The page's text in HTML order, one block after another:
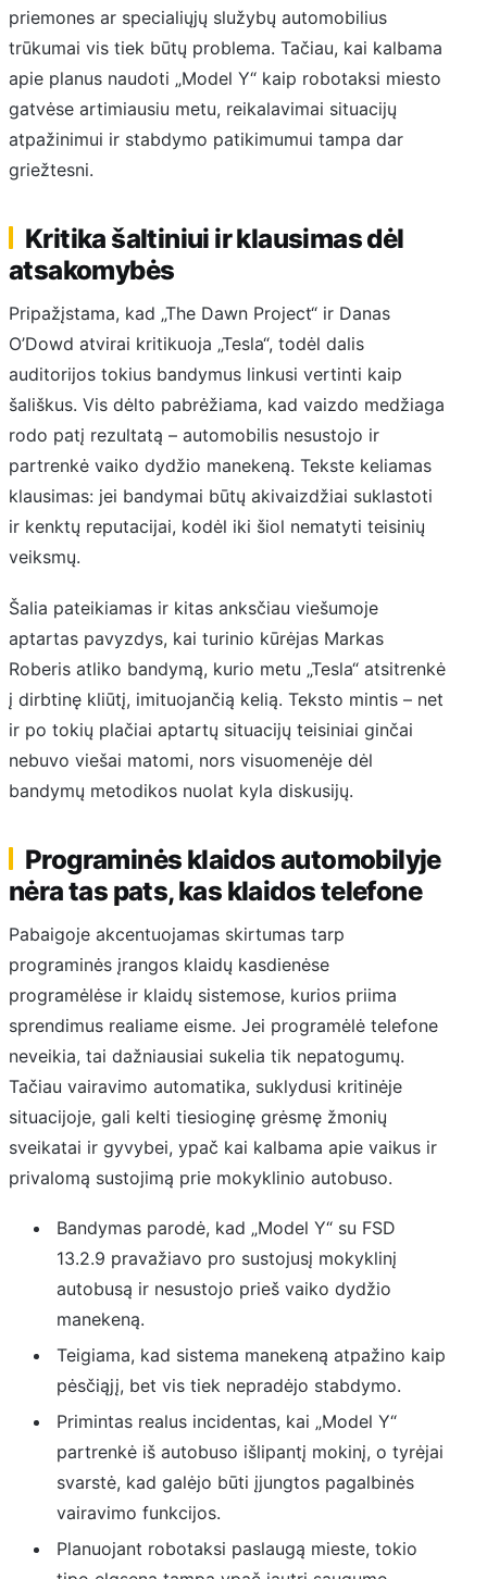
priemones ar specialiųjų služybų automobilius
trūkumai vis tiek būtų problema. Tačiau, kai kalbama
apie planus naudoti „Model Y“ kaip robotaksi miesto
gatvėse artimiausiu metu, reikalavimai situacijų
atpažinimui ir stabdymo patikimumui tampa dar
griežtesni.
Kritika šaltiniui ir klausimas dėl
atsakomybės
Pripažįstama, kad „The Dawn Project“ ir Danas
O’Dowd atvirai kritikuoja „Tesla“, todėl dalis
auditorijos tokius bandymus linkusi vertinti kaip
šališkus. Vis dėlto pabrėžiama, kad vaizdo medžiaga
rodo patį rezultatą – automobilis nesustojo ir
partrenkė vaiko dydžio manekeną. Tekste keliamas
klausimas: jei bandymai būtų akivaizdžiai suklastoti
ir kenktų reputacijai, kodėl iki šiol nematyti teisinių
veiksmų.
Šalia pateikiamas ir kitas anksčiau viešumoje
aptartas pavyzdys, kai turinio kūrėjas Markas
Roberis atliko bandymą, kurio metu „Tesla“ atsitrenkė
į dirbtinę kliūtį, imituojančią kelią. Teksto mintis – net
ir po tokių plačiai aptartų situacijų teisiniai ginčai
nebuvo viešai matomi, nors visuomenėje dėl
bandymų metodikos nuolat kyla diskusijų.
Programinės klaidos automobilyje
nėra tas pats, kas klaidos telefone
Pabaigoje akcentuojamas skirtumas tarp
programinės įrangos klaidų kasdienėse
programėlėse ir klaidų sistemose, kurios priima
sprendimus realiame eisme. Jei programėlė telefone
neveikia, tai dažniausiai sukelia tik nepatogumų.
Tačiau vairavimo automatika, suklydusi kritinėje
situacijoje, gali kelti tiesioginę grėsmę žmonių
sveikatai ir gyvybei, ypač kai kalbama apie vaikus ir
privalomą sustojimą prie mokyklinio autobuso.
Bandymas parodė, kad „Model Y“ su FSD
13.2.9 pravažiavo pro sustojusį mokyklinį
autobusą ir nesustojo prieš vaiko dydžio
manekeną.
Teigiama, kad sistema manekeną atpažino kaip
pėsčiąjį, bet vis tiek nepradėjo stabdymo.
Primintas realus incidentas, kai „Model Y“
partrenkė iš autobuso išlipantį mokinį, o tyrėjai
svarstė, kad galėjo būti įjungtos pagalbinės
vairavimo funkcijos.
Planuojant robotaksi paslaugą mieste, tokio